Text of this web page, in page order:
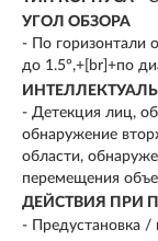
УГОЛ ОБЗОРА
- По горизонтали
до 1.5°,+[br]+по
- Детекция лиц,
обнаружение
области,
перемещения
ДЕЙСТВИЯ ПРИ
- Предустановка